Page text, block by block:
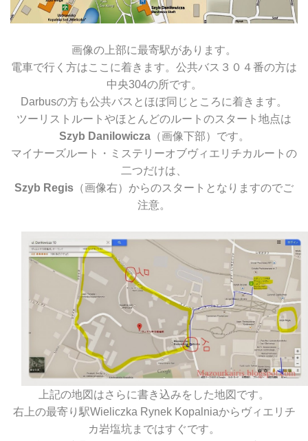
画像の上部に最寄駅があります。
電車で行く方はここに着きます。公共バス３０４番の方は
中央304の所です。
Darbusの方も公共バスとほぼ同じところに着きます。
ツーリストルートやほとんどのルートのスタート地点は
Szyb Danilowicza（画像下部）です。
マイナーズルート・ミステリーオブヴィエリチカルートの
二つだけは、
Szyb Regis （画像右）からのスタートとなりますのでご
注意。
上記の地図はさらに書き込みをした地図です。
右上の最寄り駅Wieliczka Rynek Kopalniaからヴィエリチ
カ岩塩坑まではすぐです。